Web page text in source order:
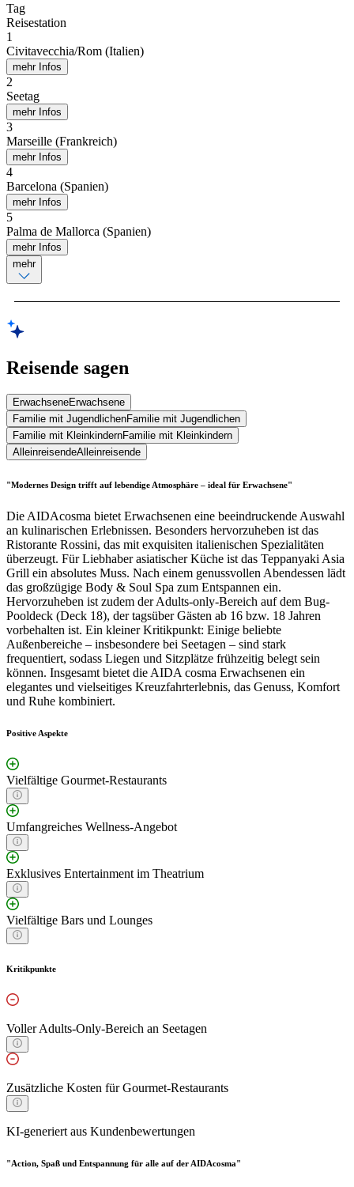
Tag
Reisestation
1
Civitavecchia/Rom (Italien)
mehr Infos
2
Seetag
mehr Infos
3
Marseille (Frankreich)
mehr Infos
4
Barcelona (Spanien)
mehr Infos
5
Palma de Mallorca (Spanien)
mehr Infos
mehr
Reisende sagen
ErwachseneErwachsene
Familie mit JugendlichenFamilie mit Jugendlichen
Familie mit KleinkindernFamilie mit Kleinkindern
AlleinreisendeAlleinreisende
"Modernes Design trifft auf lebendige Atmosphäre – ideal für Erwachsene"
Die AIDAcosma bietet Erwachsenen eine beeindruckende Auswahl
an kulinarischen Erlebnissen. Besonders hervorzuheben ist das
Ristorante Rossini, das mit exquisiten italienischen Spezialitäten
überzeugt. Für Liebhaber asiatischer Küche ist das Teppanyaki Asia
Grill ein absolutes Muss. Nach einem genussvollen Abendessen lädt
das großzügige Body & Soul Spa zum Entspannen ein.
Hervorzuheben ist zudem der Adults-only-Bereich auf dem Bug-
Pooldeck (Deck 18), der tagsüber Gästen ab 16 bzw. 18 Jahren
vorbehalten ist. Ein kleiner Kritikpunkt: Einige beliebte
Außenbereiche – insbesondere bei Seetagen – sind stark
frequentiert, sodass Liegen und Sitzplätze frühzeitig belegt sein
können. Insgesamt bietet die AIDA cosma Erwachsenen ein
elegantes und vielseitiges Kreuzfahrterlebnis, das Genuss, Komfort
und Ruhe kombiniert.
Positive Aspekte
Vielfältige Gourmet-Restaurants
Umfangreiches Wellness-Angebot
Exklusives Entertainment im Theatrium
Vielfältige Bars und Lounges
Kritikpunkte
Voller Adults-Only-Bereich an Seetagen
Zusätzliche Kosten für Gourmet-Restaurants
KI-generiert aus Kundenbewertungen
"Action, Spaß und Entspannung für alle auf der AIDAcosma"